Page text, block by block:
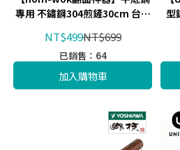
專用 不鏽鋼304煎鏟30cm 台灣
NT$499NT$699
已銷售：64
加入購物車
型